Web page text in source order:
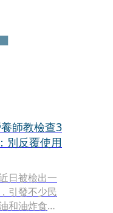
師教檢查3
別反覆使用
日被檢出一
引發不少民
和油炸食品